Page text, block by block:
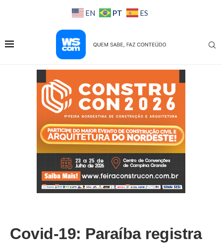
EN PT ES
Covid-19: Paraíba registra